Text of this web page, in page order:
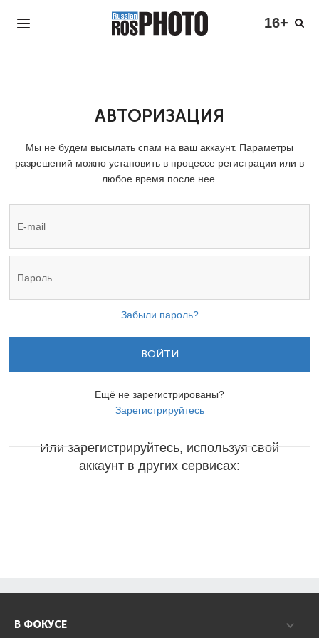
16+
АВТОРИЗАЦИЯ
Мы не будем высылать спам на ваш аккаунт. Параметры
разрешений можно установить в процессе регистрации или в
любое время после нее.
Забыли пароль?
ВОЙТИ
Ещё не зарегистрированы?
Зарегистрируйтесь
Или зарегистрируйтесь, используя свой
аккаунт в других сервисах:
В ФОКУСЕ